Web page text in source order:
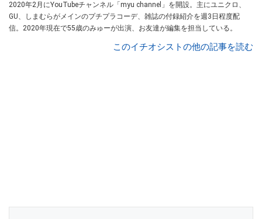
2020年2月にYouTubeチャンネル「myu channel」を開設。主にユニクロ、
GU、しまむらがメインのプチプラコーデ、雑誌の付録紹介を週3日程度配
信。2020年現在で55歳のみゅーが出演、お友達が編集を担当している。
このイチオシストの他の記事を読む